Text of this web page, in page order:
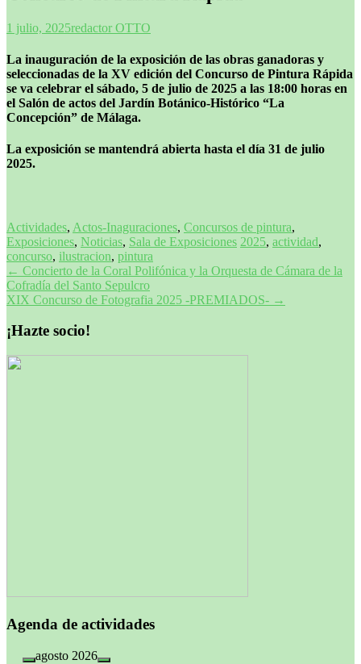
1 julio, 2025redactor OTTO
La inauguración de la exposición de las obras ganadoras y
seleccionadas de la XV edición del Concurso de Pintura Rápida
se va celebrar el sábado, 5 de julio de 2025 a las 18:00 horas en
el Salón de actos del Jardín Botánico-Histórico “La
Concepción” de Málaga.
La exposición se mantendrá abierta hasta el día 31 de julio
2025.
Actividades, Actos-Inaguraciones, Concursos de pintura,
Exposiciones, Noticias, Sala de Exposiciones 2025, actividad,
concurso, ilustracion, pintura
Navegación
de
entradas
← Concierto de la Coral Polifónica y la Orquesta de Cámara de la
Cofradía del Santo Sepulcro
XIX Concurso de Fotografia 2025 -PREMIADOS- →
¡Hazte socio!
Agenda de actividades
agosto 2026